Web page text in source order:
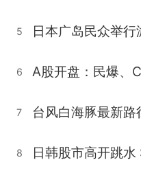
5
6 A股开盘：民爆、
7 台风白海豚最新路
8